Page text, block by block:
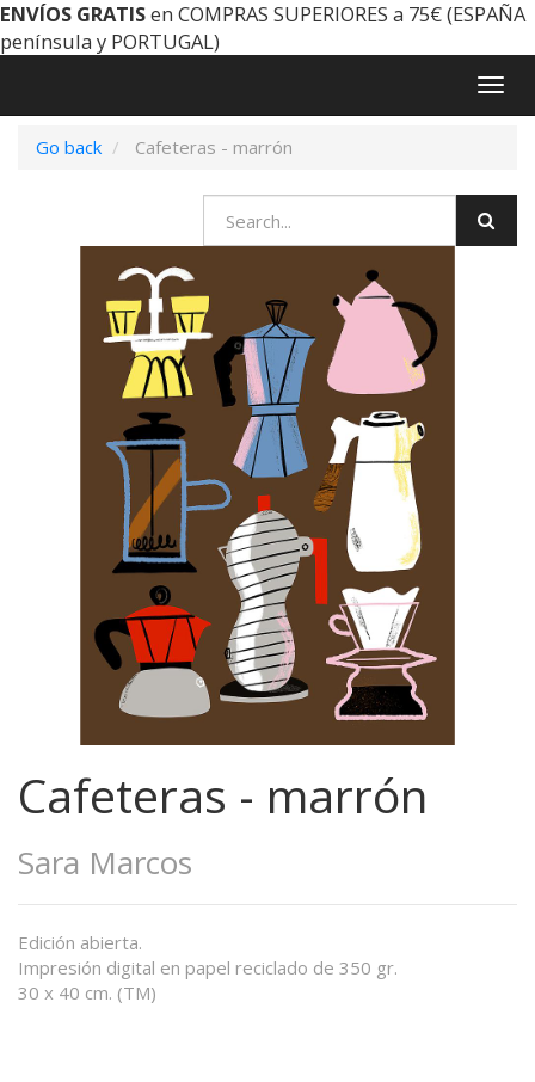
ENVÍOS GRATISen COMPRAS SUPERIORES a 75€ (ESPAÑA
península y PORTUGAL)
Go back
Cafeteras - marrón
Cafeteras - marrón
Sara Marcos
Edición abierta.
Impresión digital en papel reciclado de 350 gr.
30 x 40 cm. (TM)